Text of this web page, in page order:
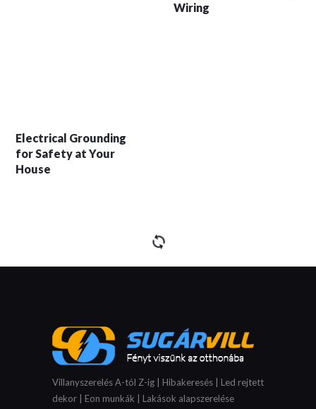
Wiring
Electrical Grounding
for Safety at Your
House
Villanyszerelés A-tól Z-ig | Hibakeresés | Led rejtett
dekor | Eon munkák | Lakások alapszerelése